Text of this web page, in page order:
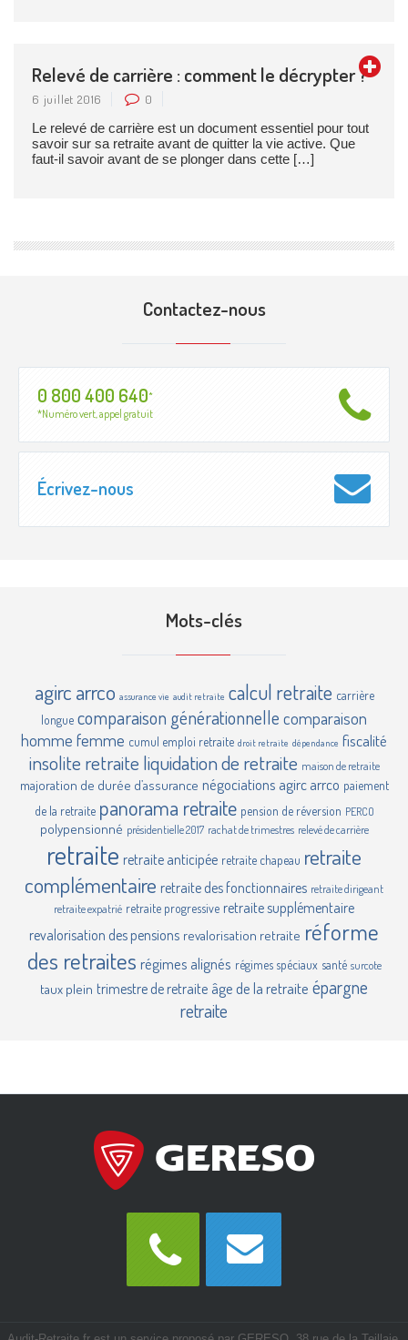
Relevé de carrière : comment le décrypter ?
6 juillet 2016 0
Le relevé de carrière est un document essentiel pour tout
savoir sur sa retraite avant de quitter la vie active. Que
faut-il savoir avant de se plonger dans cette […]
Contactez-nous
0 800 400 640*
*Numéro vert, appel gratuit
Écrivez-nous
Mots-clés
agirc arrco assurance vie audit retraite calcul retraite carrière
longue comparaison générationnelle comparaison
homme femme cumul emploi retraite droit retraite dépendance fiscalité
insolite retraite liquidation de retraite maison de retraite
majoration de durée d’assurance négociations agirc arrco paiement
de la retraite panorama retraite pension de réversion PERCO
polypensionné présidentielle 2017 rachat de trimestres relevé de carrière
retraite retraite anticipée retraite chapeau retraite
complémentaire retraite des fonctionnaires retraite dirigeant
retraite expatrié retraite progressive retraite supplémentaire
revalorisation des pensions revalorisation retraite réforme
des retraites régimes alignés régimes spéciaux santé surcote
taux plein trimestre de retraite âge de la retraite épargne
retraite